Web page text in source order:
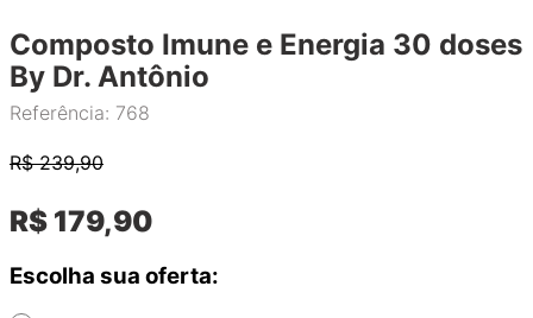
Composto Imune e Energia 30 doses
By Dr. Antônio
Referência: 768
R$239,90
R$ 179,90
Escolha sua oferta: